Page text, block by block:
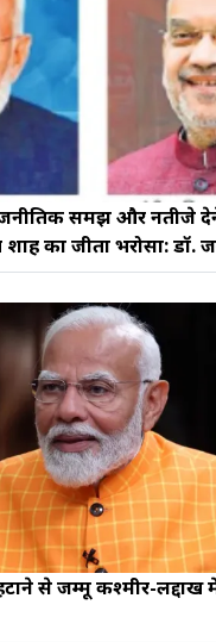
समझ और नतीजे
का जीता भरोसा: डॉ.
से जम्मू कश्मीर-लद्दाख